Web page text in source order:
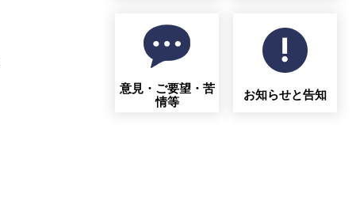
意見・ご要望・苦
情等
お知らせと告知